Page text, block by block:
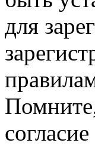
для
согласие